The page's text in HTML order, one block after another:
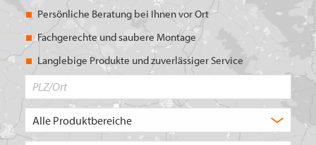
Persönliche Beratung bei Ihnen vor Ort
Fachgerechte und saubere Montage
Langlebige Produkte und zuverlässiger Service